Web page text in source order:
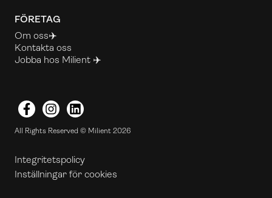
FÖRETAG
Om oss✈️
Kontakta oss
Jobba hos Milient ✈️
FacebookInstagramLinkedIn
All Rights Reserved © Milient 2026
Integritetspolicy
Inställningar för cookies